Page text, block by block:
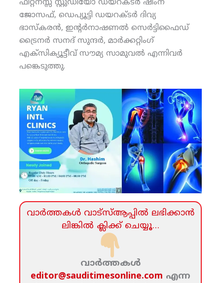
ഫിറ്റ്‌നസ്സ് സ്റ്റുഡിയോ ഡയറക്ടര്‍ ഷിംന
ജോസഫ്, ഡെപ്യൂട്ടി ഡയറക്ടര്‍ ദിവ്യ
ഭാസ്‌കരന്‍, ഇന്റര്‍നാഷണല്‍ സെര്‍ട്ടിഫൈഡ്
ട്രൈനര്‍ സനദ് സുന്ദര്‍, മാര്‍ക്കറ്റിംഗ്
എക്‌സിക്യൂട്ടീവ് സൗമ്യ സാമുവല്‍ എന്നിവര്‍
പങ്കെടുത്തു.
വാര്‍ത്തകള്‍ വാട്‌സ്‌ആപ്പില്‍ ലഭിക്കാന്‍
ലിങ്കില്‍ ക്ലിക്ക്‌ ചെയ്യൂ…
വാര്‍ത്തകള്‍
editor@sauditimesonline.com എന്ന